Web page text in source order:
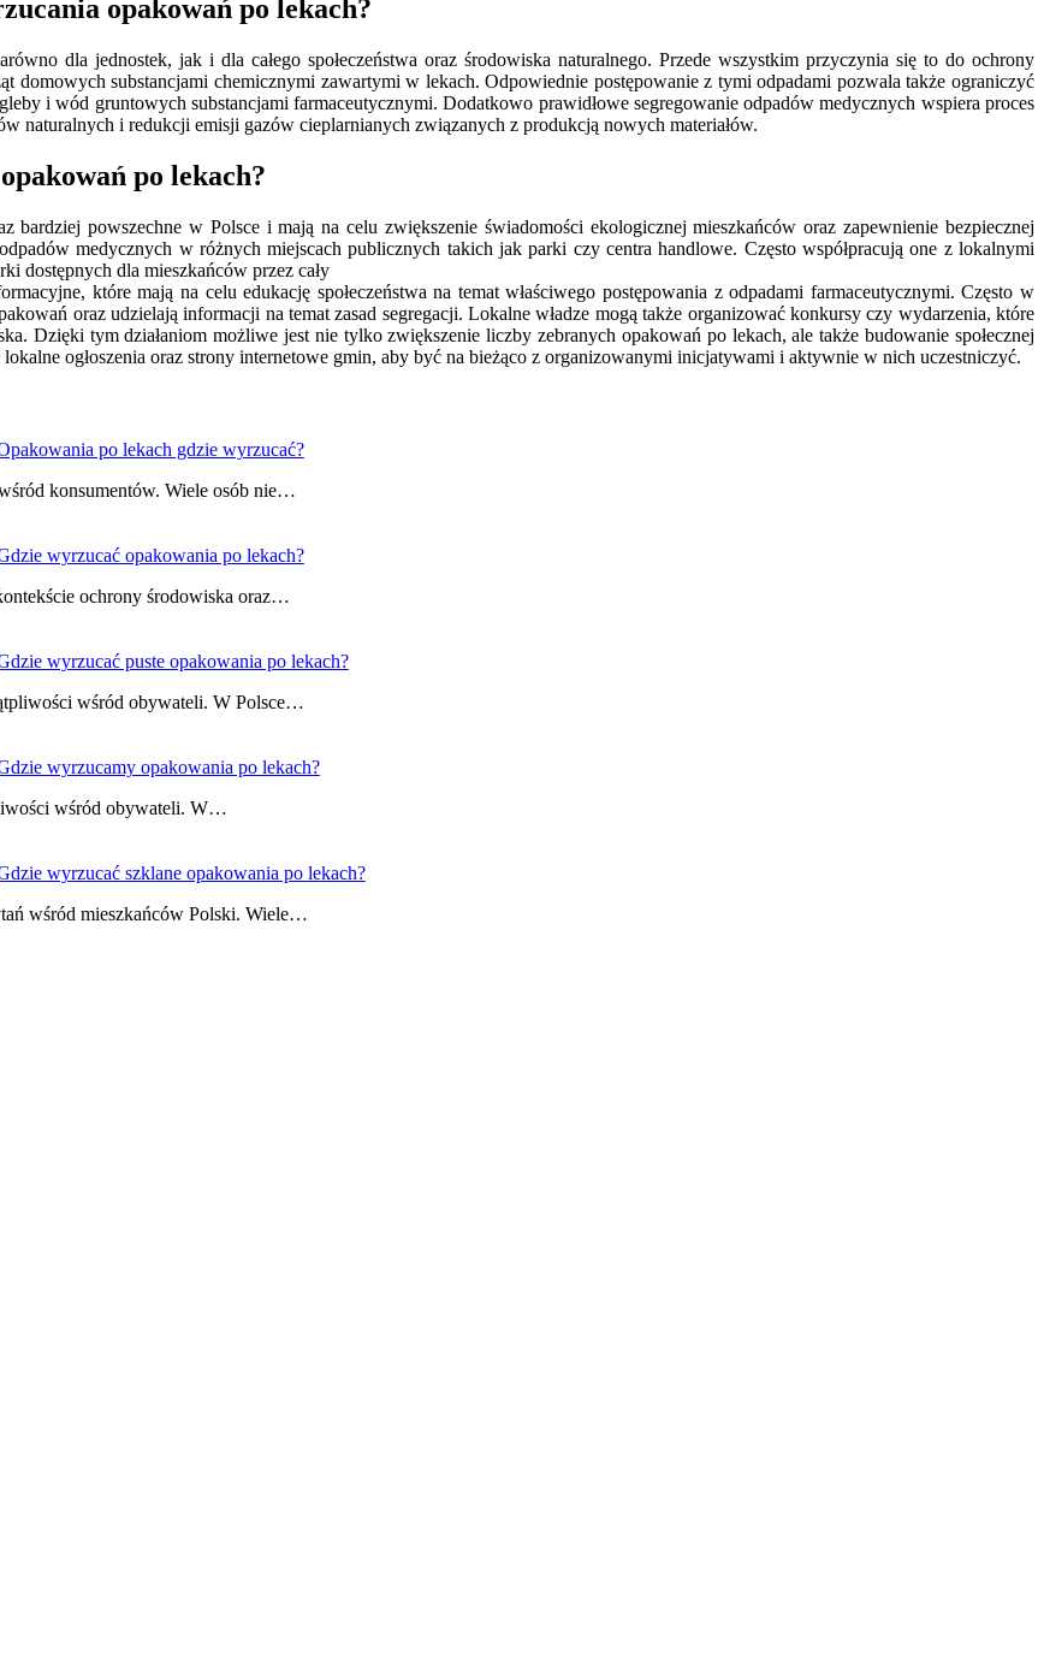
opakowań po lekach?
dla jednostek, jak i dla całego społeczeństwa oraz środowiska naturalnego. Przede wszystkim przyczynia się to do ochrony
substancjami chemicznymi zawartymi w lekach. Odpowiednie postępowanie z tymi odpadami pozwala także ograniczyć
i wód gruntowych substancjami farmaceutycznymi. Dodatkowo prawidłowe segregowanie odpadów medycznych wspiera proces
naturalnych i redukcji emisji gazów cieplarnianych związanych z produkcją nowych materiałów.
po lekach?
powszechne w Polsce i mają na celu zwiększenie świadomości ekologicznej mieszkańców oraz zapewnienie bezpiecznej
medycznych w różnych miejscach publicznych takich jak parki czy centra handlowe. Często współpracują one z lokalnymi
dostępnych dla mieszkańców przez cały
które mają na celu edukację społeczeństwa na temat właściwego postępowania z odpadami farmaceutycznymi. Często w
oraz udzielają informacji na temat zasad segregacji. Lokalne władze mogą także organizować konkursy czy wydarzenia, które
Dzięki tym działaniom możliwe jest nie tylko zwiększenie liczby zebranych opakowań po lekach, ale także budowanie społecznej
ogłoszenia oraz strony internetowe gmin, aby być na bieżąco z organizowanymi inicjatywami i aktywnie w nich uczestniczyć.
po lekach gdzie wyrzucać?
konsumentów. Wiele osób nie…
wyrzucać opakowania po lekach?
ochrony środowiska oraz…
wyrzucać puste opakowania po lekach?
wśród obywateli. W Polsce…
wyrzucamy opakowania po lekach?
wśród obywateli. W…
wyrzucać szklane opakowania po lekach?
wśród mieszkańców Polski. Wiele…